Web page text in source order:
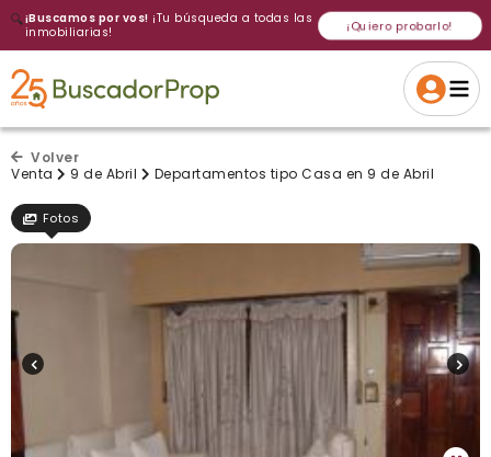
🔍¡Buscamos por vos! ¡Tu búsqueda a todas las
inmobiliarias!
¡Quiero probarlo!
Cancelar Si, eliminar
Gracias
Volver a intentar
Volver
Venta
9 de Abril Departamentos tipo Casa en 9 de Abril
Fotos